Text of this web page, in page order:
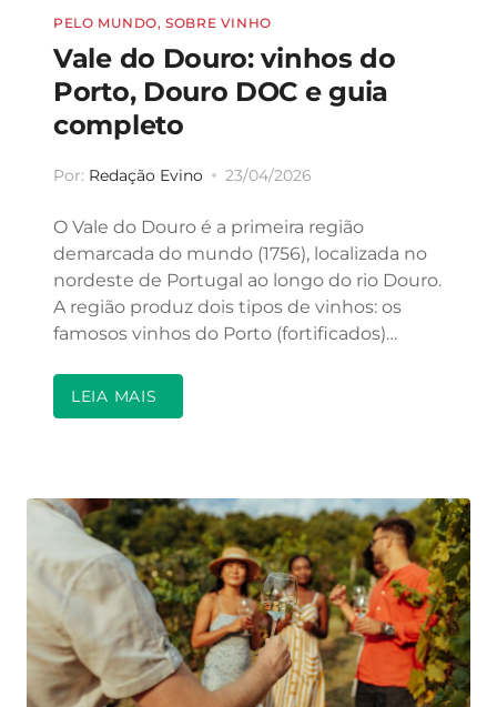
PELO MUNDO,SOBRE VINHO
Vale do Douro: vinhos do
Porto, Douro DOC e guia
completo
Por: Redação Evino 23/04/2026
O Vale do Douro é a primeira região
demarcada do mundo (1756), localizada no
nordeste de Portugal ao longo do rio Douro.
A região produz dois tipos de vinhos: os
famosos vinhos do Porto (fortificados)…
LEIA MAIS